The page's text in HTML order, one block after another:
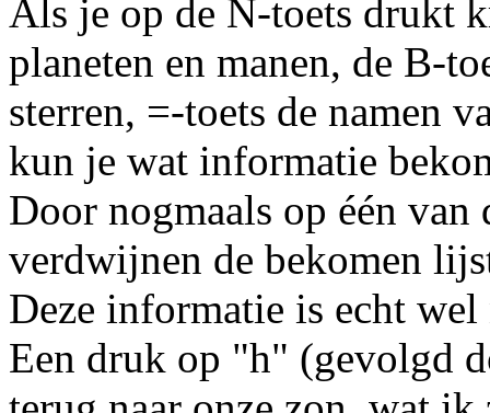
Als je op de N-toets drukt
planeten en manen, de B-
sterren, =-toets de namen
kun je wat informatie
Door nogmaals op één van
verdwijnen de bekomen
Deze informatie is echt
Een druk op "h" (gevolgd